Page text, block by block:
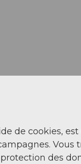
de cookies,
Vous
des